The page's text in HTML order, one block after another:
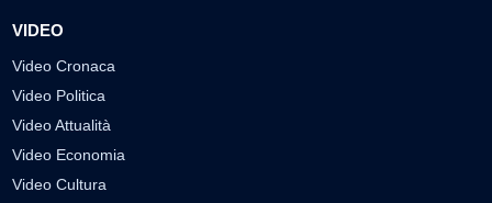
VIDEO
Video Cronaca
Video Politica
Video Attualità
Video Economia
Video Cultura